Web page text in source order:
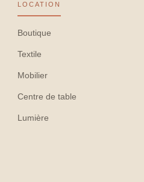
LOCATION
Boutique
Textile
Mobilier
Centre de table
Lumière